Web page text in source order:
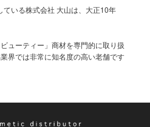
いる株式会社 大山は、大正10年
ューティー」商材を専門的に取り扱
界では非常に知名度の高い老舗です